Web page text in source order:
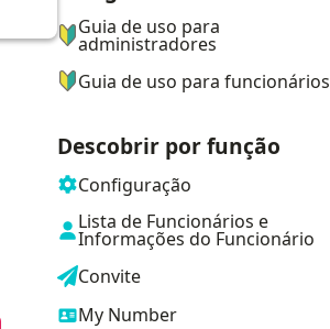
Guia de uso para
administradores
Guia de uso para funcionários
Descobrir por função
Configuração
Lista de Funcionários e
Informações do Funcionário
Convite
My Number